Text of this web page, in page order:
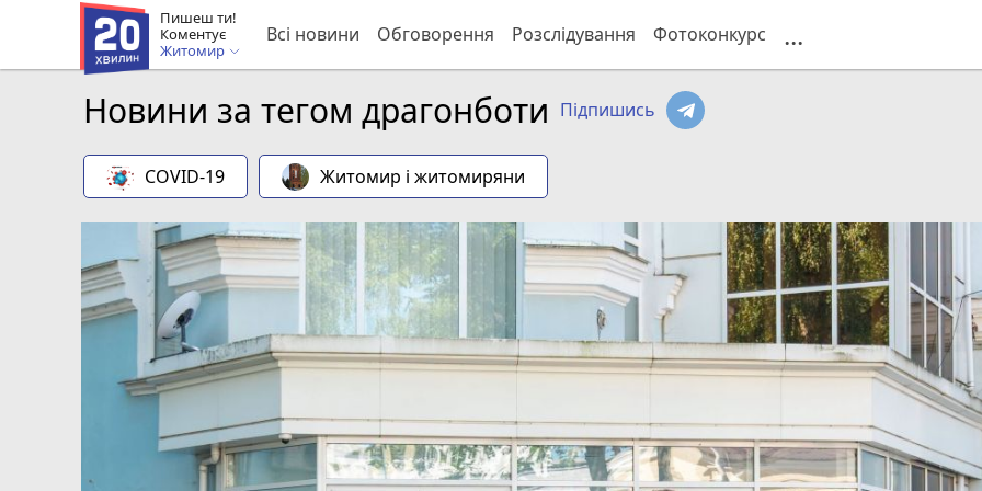
Пишеш ти!
Коментує
Житомир
Всі новини Обговорення Розслідування Фотоконкурс ...
Новини за тегом драгонботи Підпишись
COVID-19 Житомир і житомиряни